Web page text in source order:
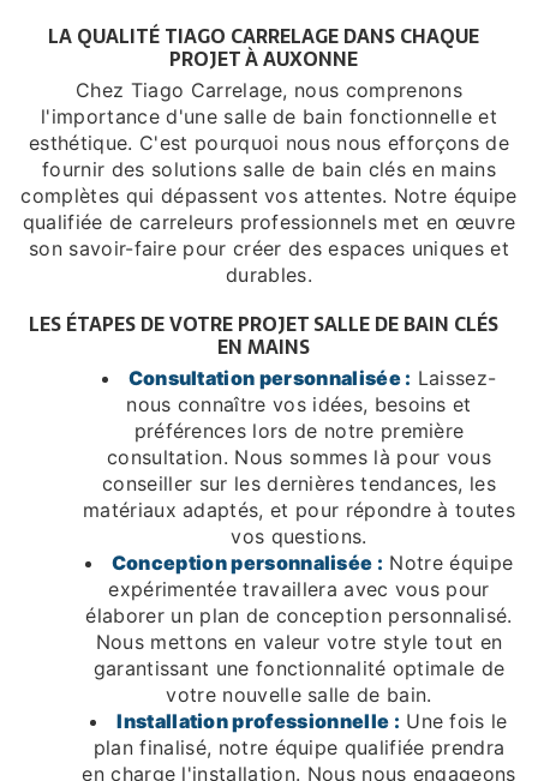
LA QUALITÉ TIAGO CARRELAGE DANS CHAQUE
PROJET À AUXONNE
Chez Tiago Carrelage, nous comprenons
l'importance d'une salle de bain fonctionnelle et
esthétique. C'est pourquoi nous nous efforçons de
fournir des solutions salle de bain clés en mains
complètes qui dépassent vos attentes. Notre équipe
qualifiée de carreleurs professionnels met en œuvre
son savoir-faire pour créer des espaces uniques et
durables.
LES ÉTAPES DE VOTRE PROJET SALLE DE BAIN CLÉS
EN MAINS
Consultation personnalisée : Laissez-
nous connaître vos idées, besoins et
préférences lors de notre première
consultation. Nous sommes là pour vous
conseiller sur les dernières tendances, les
matériaux adaptés, et pour répondre à toutes
vos questions.
Conception personnalisée : Notre équipe
expérimentée travaillera avec vous pour
élaborer un plan de conception personnalisé.
Nous mettons en valeur votre style tout en
garantissant une fonctionnalité optimale de
votre nouvelle salle de bain.
Installation professionnelle : Une fois le
plan finalisé, notre équipe qualifiée prendra
en charge l'installation. Nous nous engageons